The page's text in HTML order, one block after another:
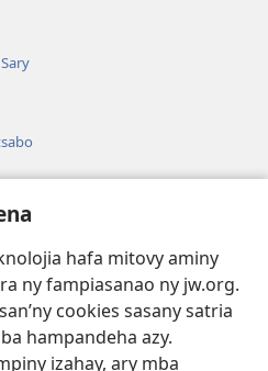
hafa mitovy aminy
ny fampiasanao ny jw.org.
cookies sasany satria
hampandeha azy.
izahay, ary mba
Jehovah